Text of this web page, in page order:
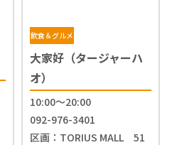
飲食＆グルメ
大家好（タージャーハ
オ）
10:00～20:00
092-976-3401
区画：TORIUS MALL 51